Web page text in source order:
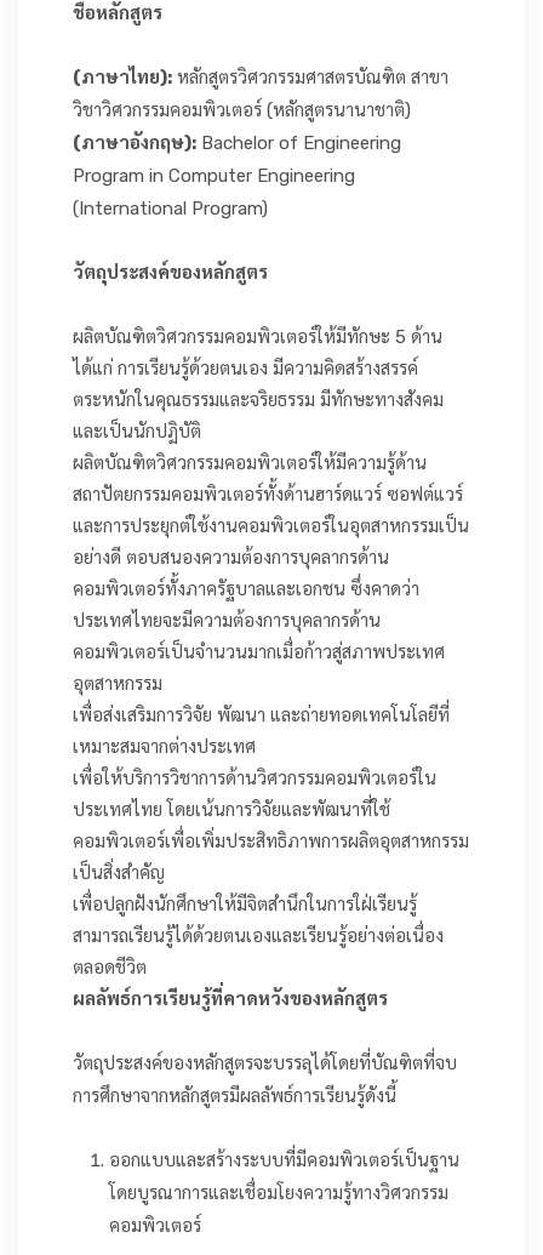
ชื่อหลักสูตร
(ภาษาไทย): หลักสูตรวิศวกรรมศาสตรบัณฑิต สาขา
วิชาวิศวกรรมคอมพิวเตอร์ (หลักสูตรนานาชาติ)
(ภาษาอังกฤษ): Bachelor of Engineering
Program in Computer Engineering
(International Program)
วัตถุประสงค์ของหลักสูตร
ผลิตบัณฑิตวิศวกรรมคอมพิวเตอร์ให้มีทักษะ 5 ด้าน
ได้แก่ การเรียนรู้ด้วยตนเอง มีความคิดสร้างสรรค์
ตระหนักในคุณธรรมและจริยธรรม มีทักษะทางสังคม
และเป็นนักปฏิบัติ
ผลิตบัณฑิตวิศวกรรมคอมพิวเตอร์ให้มีความรู้ด้าน
สถาปัตยกรรมคอมพิวเตอร์ทั้งด้านฮาร์ดแวร์ ซอฟต์แวร์
และการประยุกต์ใช้งานคอมพิวเตอร์ในอุตสาหกรรมเป็น
อย่างดี ตอบสนองความต้องการบุคลากรด้าน
คอมพิวเตอร์ทั้งภาครัฐบาลและเอกชน ซึ่งคาดว่า
ประเทศไทยจะมีความต้องการบุคลากรด้าน
คอมพิวเตอร์เป็นจำนวนมากเมื่อก้าวสู่สภาพประเทศ
อุตสาหกรรม
เพื่อส่งเสริมการวิจัย พัฒนา และถ่ายทอดเทคโนโลยีที่
เหมาะสมจากต่างประเทศ
เพื่อให้บริการวิชาการด้านวิศวกรรมคอมพิวเตอร์ใน
ประเทศไทย โดยเน้นการวิจัยและพัฒนาที่ใช้
คอมพิวเตอร์เพื่อเพิ่มประสิทธิภาพการผลิตอุตสาหกรรม
เป็นสิ่งสำคัญ
เพื่อปลูกฝังนักศึกษาให้มีจิตสำนึกในการใฝ่เรียนรู้
สามารถเรียนรู้ได้ด้วยตนเองและเรียนรู้อย่างต่อเนื่อง
ตลอดชีวิต
ผลลัพธ์การเรียนรู้ที่คาดหวังของหลักสูตร
วัตถุประสงค์ของหลักสูตรจะบรรลุได้โดยที่บัณฑิตที่จบ
การศึกษาจากหลักสูตรมีผลลัพธ์การเรียนรู้ดังนี้
ออกแบบและสร้างระบบที่มีคอมพิวเตอร์เป็นฐาน
โดยบูรณาการและเชื่อมโยงความรู้ทางวิศวกรรม
คอมพิวเตอร์